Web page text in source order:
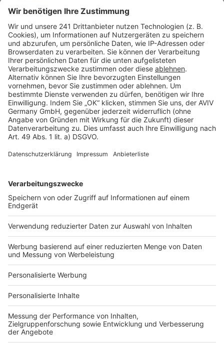
Seitenaufbau
Barrierefreiheit
Cookie Einstellungen
Rechtliches
AGB-Übersicht
Datenschutz
Impressum
Services
Bauprojekt-Quiz
Häuser-Suche
Hausanbieter-Suche
Bauprojekt-Profil
Für Unternehmen
Ihre Baufirma auf bauen.de
Kostenloses Infogespräch